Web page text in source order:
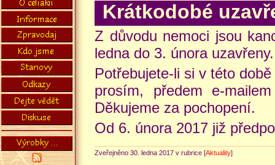
Krátkodobé
Z důvodu nemoci jsou
ledna do 3. února uzavřeny.
Potřebujete-li si v této
prosím, předem e-
Děkujeme za pochopení.
Od 6. února 2017 již
Zveřejněno 30. ledna 2017 v rubrice [Aktuality]